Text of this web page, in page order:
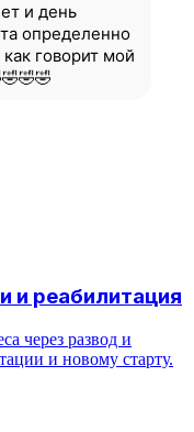
и день
определенно
говорит мой
и реабилитация
через развод и
и новому старту.